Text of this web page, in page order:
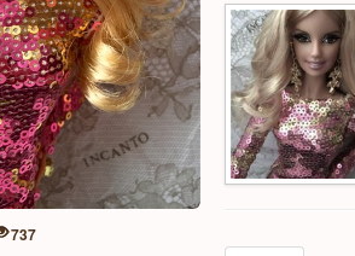
737